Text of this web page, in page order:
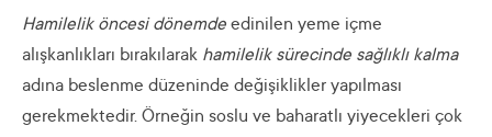
Hamilelik öncesi dönemde edinilen yeme içme
alışkanlıkları bırakılarak hamilelik sürecinde sağlıklı kalma
adına beslenme düzeninde değişiklikler yapılması
gerekmektedir. Örneğin soslu ve baharatlı yiyecekleri çok